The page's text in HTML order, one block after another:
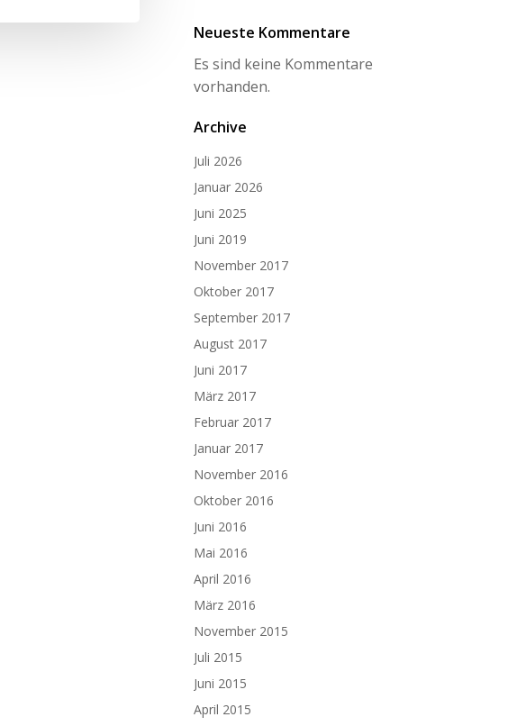
Neueste Kommentare
Es sind keine Kommentare
vorhanden.
Archive
Juli 2026
Januar 2026
Juni 2025
Juni 2019
November 2017
Oktober 2017
September 2017
August 2017
Juni 2017
März 2017
Februar 2017
Januar 2017
November 2016
Oktober 2016
Juni 2016
Mai 2016
April 2016
März 2016
November 2015
Juli 2015
Juni 2015
April 2015